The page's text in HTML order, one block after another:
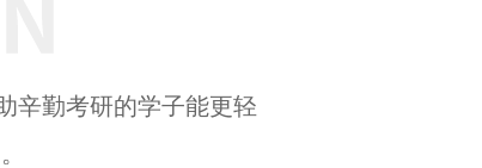
辛勤考研的学子能更轻